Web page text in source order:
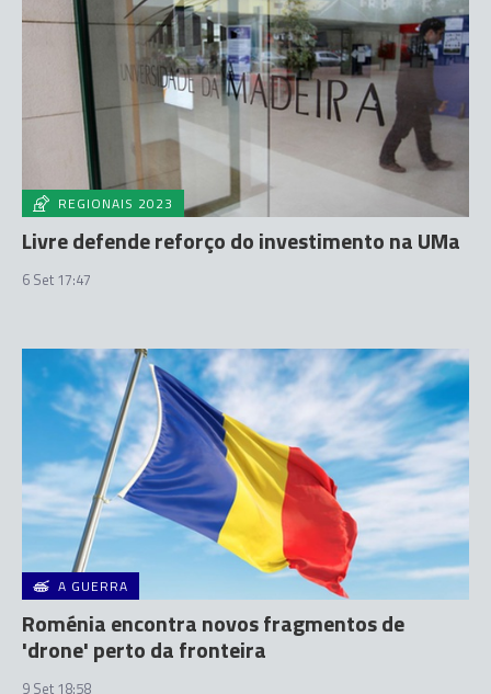
REGIONAIS 2023
Livre defende reforço do investimento na UMa
6 Set 17:47
A GUERRA
Roménia encontra novos fragmentos de
'drone' perto da fronteira
9 Set 18:58